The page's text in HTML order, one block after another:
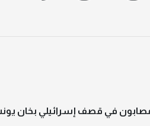
في قصف إسرائيلي بخان